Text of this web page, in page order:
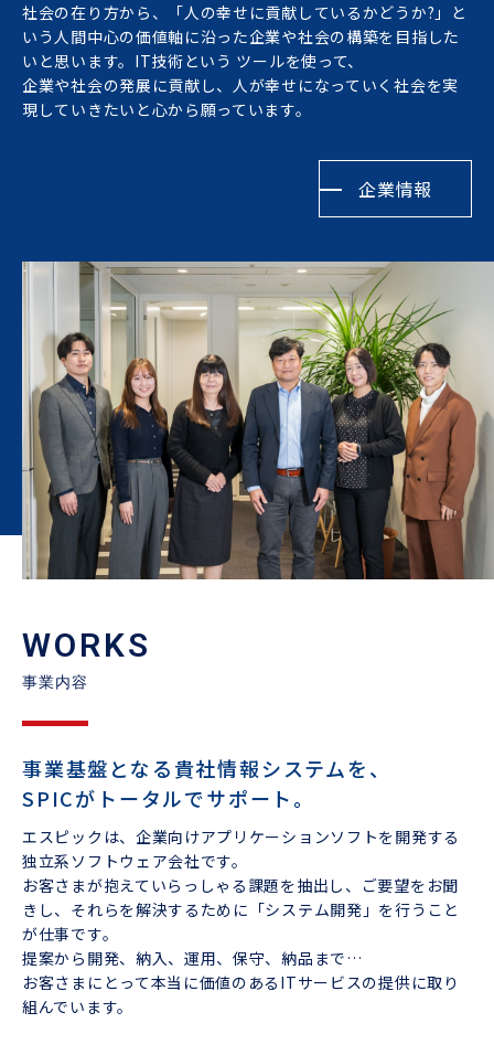
社会の在り方から、「人の幸せに貢献しているかどうか?」と
いう人間中心の価値軸に沿った企業や社会の構築を目指した
いと思います。IT技術という ツールを使って、
企業や社会の発展に貢献し、人が幸せになっていく社会を実
現していきたいと心から願っています。
企業情報
WORKS
事業内容
事業基盤となる貴社情報システムを、
SPICがトータルでサポート。
エスピックは、企業向けアプリケーションソフトを開発する
独立系ソフトウェア会社です。
お客さまが抱えていらっしゃる課題を抽出し、ご要望をお聞
きし、それらを解決するために「システム開発」を行うこと
が仕事です。
提案から開発、納入、運用、保守、納品まで…
お客さまにとって本当に価値のあるITサービスの提供に取り
組んでいます。